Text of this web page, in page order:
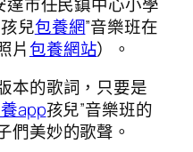
兒包養網”音樂班在
片包養網站）。
本的歌詞，只要是
app孩兒”音樂班的
們美妙的歌聲。